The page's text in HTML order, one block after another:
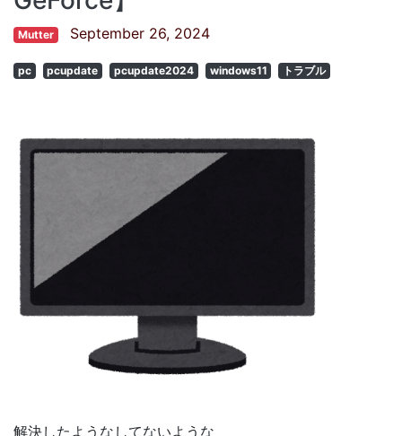
Mutter September 26, 2024
pc pcupdate pcupdate2024 windows11 トラブル
解決したようなしてないような